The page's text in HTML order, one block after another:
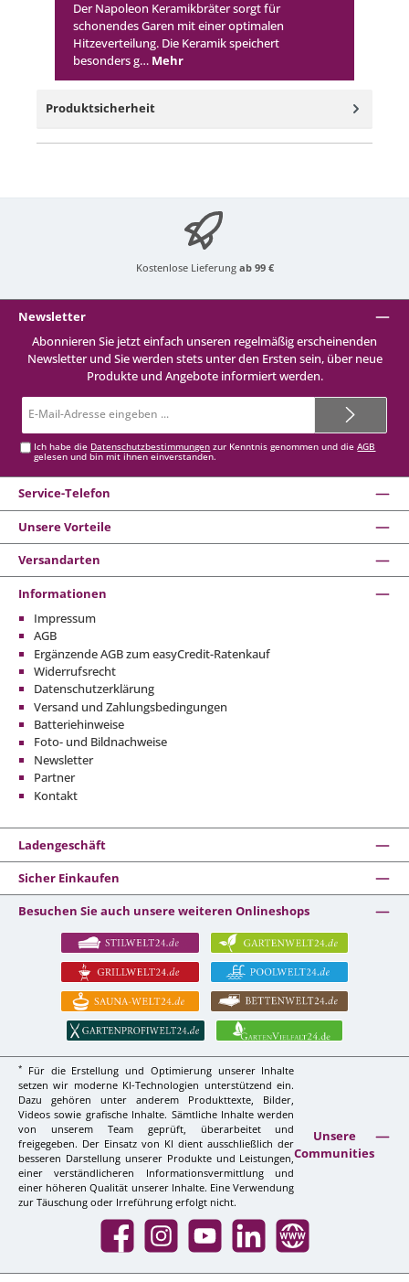
Der Napoleon Keramikbräter sorgt für
schonendes Garen mit einer optimalen
Hitzeverteilung. Die Keramik speichert
besonders g… Mehr
Produktsicherheit
Kostenlose Lieferung ab 99 €
Newsletter
Abonnieren Sie jetzt einfach unseren regelmäßig erscheinenden
Newsletter und Sie werden stets unter den Ersten sein, über neue
Produkte und Angebote informiert werden.
Mail-
Ich habe die Datenschutzbestimmungen zur Kenntnis genommen und dieAGB
gelesen und bin mit ihnen einverstanden.
Service-Telefon
Unsere Vorteile
Versandarten
Informationen
Impressum
AGB
Ergänzende AGB zum easyCredit-Ratenkauf
Widerrufsrecht
Datenschutzerklärung
Versand und Zahlungsbedingungen
Batteriehinweise
Foto- und Bildnachweise
Newsletter
Partner
Kontakt
Ladengeschäft
Sicher Einkaufen
Besuchen Sie auch unsere weiteren Onlineshops
*
Für die Erstellung und Optimierung unserer Inhalte
setzen wir moderne KI-Technologien unterstützend ein.
Dazu gehören unter anderem Produkttexte, Bilder,
Videos sowie grafische Inhalte. Sämtliche Inhalte werden
von unserem Team geprüft, überarbeitet und
freigegeben. Der Einsatz von KI dient ausschließlich der
besseren Darstellung unserer Produkte und Leistungen,
einer verständlicheren Informationsvermittlung und
einer höheren Qualität unserer Inhalte. Eine Verwendung
zur Täuschung oder Irreführung erfolgt nicht.
Unsere
Communities
Facebook InstagramYouTube LinkedIn Website